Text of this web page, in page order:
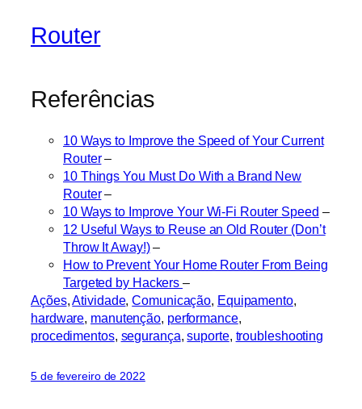
Router
Referências
10 Ways to Improve the Speed of Your Current
Router–
10 Things You Must Do With a Brand New
Router–
10 Ways to Improve Your Wi-Fi Router Speed –
12 Useful Ways to Reuse an Old Router (Don’t
Throw It Away!)–
How to Prevent Your Home Router From Being
Targeted by Hackers–
Ações, Atividade, Comunicação, Equipamento
hardware, manutenção, performance
procedimentos, segurança, suporte, troubleshooting
5 de fevereiro de 2022